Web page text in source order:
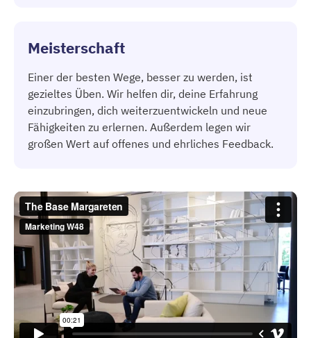
Meisterschaft
Einer der besten Wege, besser zu werden, ist
gezieltes Üben. Wir helfen dir, deine Erfahrung
einzubringen, dich weiterzuentwickeln und neue
Fähigkeiten zu erlernen. Außerdem legen wir
großen Wert auf offenes und ehrliches Feedback.